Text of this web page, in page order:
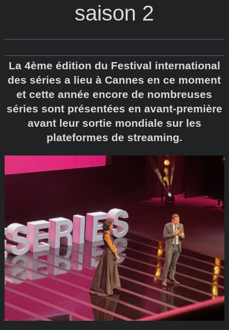
saison 2
La 4ème édition du Festival international
des séries a lieu à Cannes en ce moment
et cette année encore de nombreuses
séries sont présentées en avant-première
avant leur sortie mondiale sur les
plateformes de streaming.